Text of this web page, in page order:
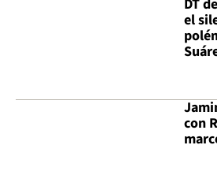
DT
el
con